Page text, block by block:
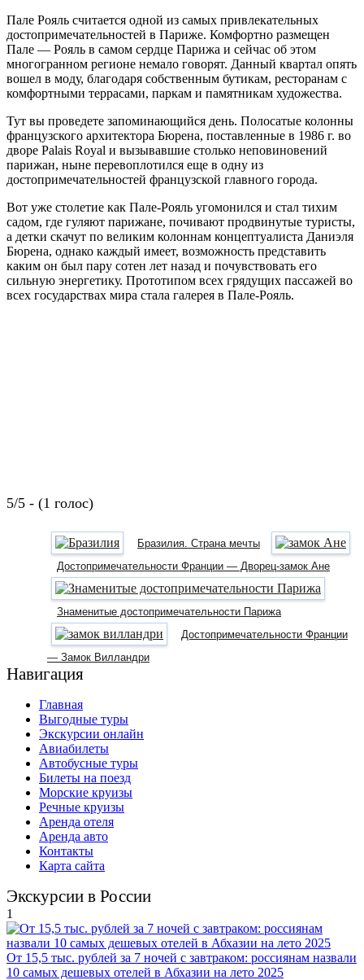
Пале Рояль считается одной из самых привлекательных
достопримечательностей в Париже. Комфортно размещен
Пале — Рояль в самом сердце Парижа и сейчас об этом
многогранном регионе немало говорят. Данный квартал опять
вошел в моду, благодаря собственным бутикам, ресторанам с
комфортными террасами, паркам и памятникам художества.
Тут вы проведете запоминающийся день. Полосатые колонны
французского архитектора Бюрена, поставленные в 1986 г. во
дворе Palais Royal и вызывавшие столько неповиновений
парижан, ныне перевоплотился еще в одну из
достопримечательностей французской главного города.
Вот уже столетие как Пале-Рояль угомонился и стал тихим
садом, где гуляют парижане, почивают продвинутые туристы,
а детки скачут по великим колоннам концептуалиста Даниэля
Бюрена, однако каждый имеет, возможность представить
каким он был пару сотен лет назад и почувствовать его
сильную энергетику. Прототипом всех грядущих пассажей во
всех государствах мира стала галерея в Пале-Рояль.
5/5 - (1 голос)
Бразилия. Страна мечты
Достопримечательности Франции — Дворец-замок Ане
Знаменитые достопримечательности Парижа
Достопримечательности Франции
— Замок Вилландри
Навигация
Главная
Выгодные туры
Экскурсии онлайн
Авиабилеты
Автобусные туры
Билеты на поезд
Морские круизы
Речные круизы
Аренда отеля
Аренда авто
Контакты
Карта сайта
Экскурсии в России
1
От 15,5 тыс. рублей за 7 ночей с завтраком: россиянам назвали
10 самых дешевых отелей в Абхазии на лето 2025